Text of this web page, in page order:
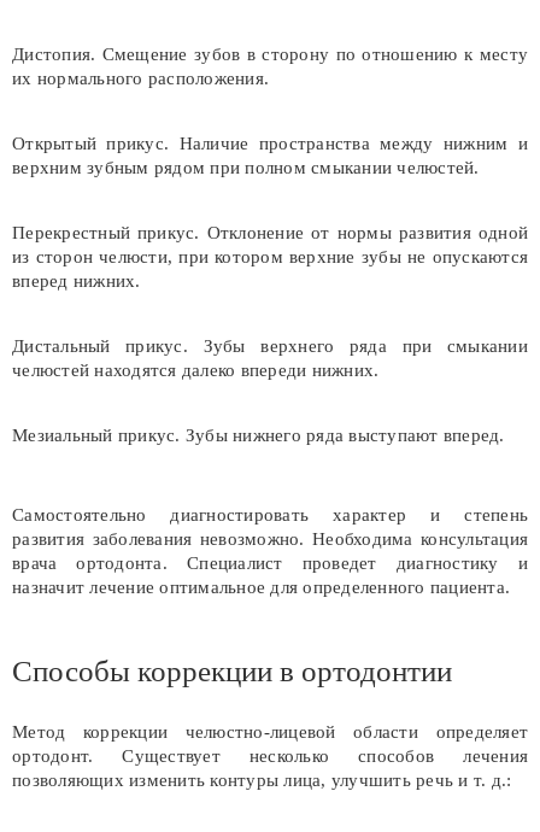
Дистопия. Смещение зубов в сторону по отношению к месту
их нормального расположения.
Открытый прикус. Наличие пространства между нижним и
верхним зубным рядом при полном смыкании челюстей.
Перекрестный прикус. Отклонение от нормы развития одной
из сторон челюсти, при котором верхние зубы не опускаются
вперед нижних.
Дистальный прикус. Зубы верхнего ряда при смыкании
челюстей находятся далеко впереди нижних.
Мезиальный прикус. Зубы нижнего ряда выступают вперед.
Самостоятельно диагностировать характер и степень
развития заболевания невозможно. Необходима консультация
врача ортодонта. Специалист проведет диагностику и
назначит лечение оптимальное для определенного пациента.
Способы коррекции в ортодонтии
Метод коррекции челюстно-лицевой области определяет
ортодонт. Существует несколько способов лечения
позволяющих изменить контуры лица, улучшить речь и т. д.: